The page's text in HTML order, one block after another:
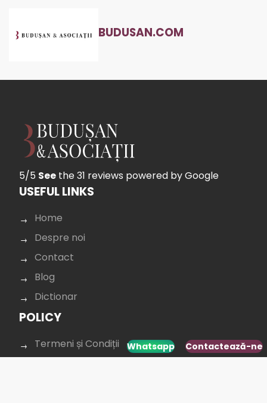
BUDUSAN.COM
Whatsapp Contactează-ne
5/5 See the 31 reviews powered by Google
USEFUL LINKS
Home
Despre noi
Contact
Blog
Dictionar
POLICY
Termeni și Condiții